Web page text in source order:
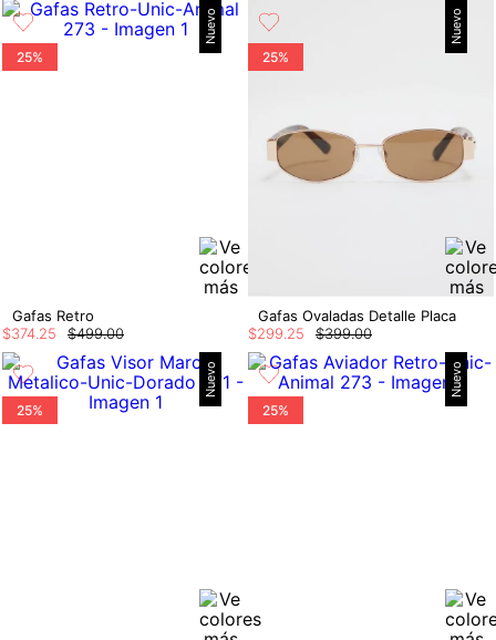
Nuevo
25%
Gafas Retro
$499.00
$374 25
Nuevo
25%
Gafas Ovaladas Detalle Placa
$399.00
$299 25
Nuevo
25%
Nuevo
25%
8.
blusa
9.
short